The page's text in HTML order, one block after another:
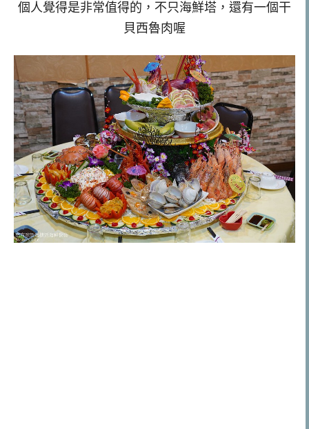
個人覺得是非常值得的，不只海鮮塔，還有一個干
貝西魯肉喔